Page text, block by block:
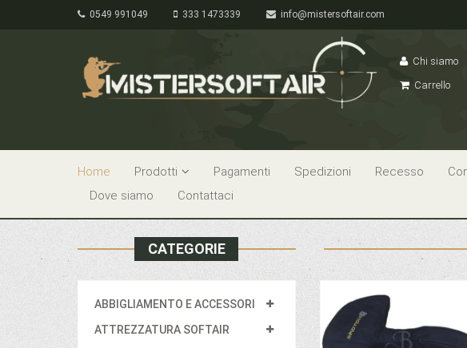
0549 991049 333 1473339 info@mistersoftair.com
Chi siamo
Carrello
Home Prodotti Pagamenti Spedizioni Recesso
Dove siamo
Contattaci
CATEGORIE
ABBIGLIAMENTO E ACCESSORI
ATTREZZATURA SOFTAIR